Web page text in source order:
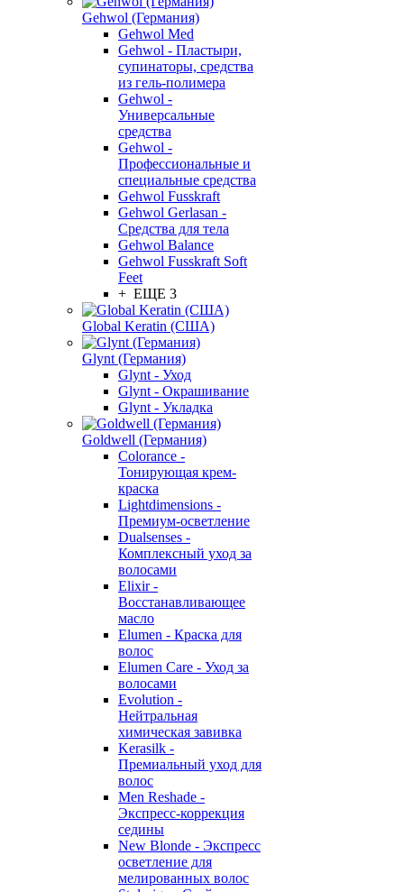
Gehwol (Германия)
Gehwol Med
Gehwol - Пластыри,
супинаторы, средства
из гель-полимера
Gehwol -
Универсальные
средства
Gehwol -
Профессиональные и
специальные средства
Gehwol Fusskraft
Gehwol Gerlasan -
Средства для тела
Gehwol Balance
Gehwol Fusskraft Soft
Feet
+ ЕЩЕ 3
Global Keratin (США)
Glynt (Германия)
Glynt - Уход
Glynt - Окрашивание
Glynt - Укладка
Goldwell (Германия)
Colorance -
Тонирующая крем-
краска
Lightdimensions -
Премиум-осветление
Dualsenses -
Комплексный уход за
волосами
Elixir -
Восстанавливающее
масло
Elumen - Краска для
волос
Elumen Care - Уход за
волосами
Evolution -
Нейтральная
химическая завивка
Kerasilk -
Премиальный уход для
волос
Men Reshade -
Экспресс-коррекция
седины
New Blonde - Экспресс
осветление для
мелированных волос